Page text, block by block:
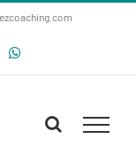
WhatsApp